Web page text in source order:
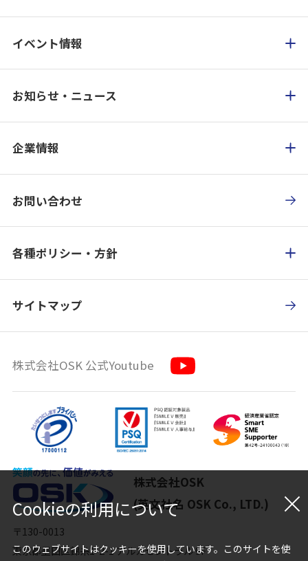
イベント情報
お知らせ・ニュース
企業情報
お問い合わせ
各種ポリシー・方針
サイトマップ
株式会社OSK 公式Youtube
株式会社OSK
(英文社名 OSK Co., LTD.)
〒130-0013
東京都墨田区錦糸1-2-1 アルカセントラル 9F
Cookieの利用について
このウェブサイトはクッキーを使用しています。このサイトを使